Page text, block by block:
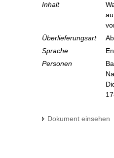
Inhalt
Überlieferungsart
Sprache
Personen
Dokument einsehen